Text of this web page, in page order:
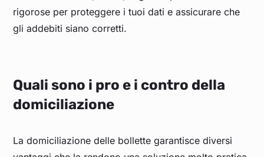
rigorose per proteggere i tuoi dati e assicurare che
gli addebiti siano corretti.
Quali sono i pro e i contro della
domiciliazione
La domiciliazione delle bollette garantisce diversi